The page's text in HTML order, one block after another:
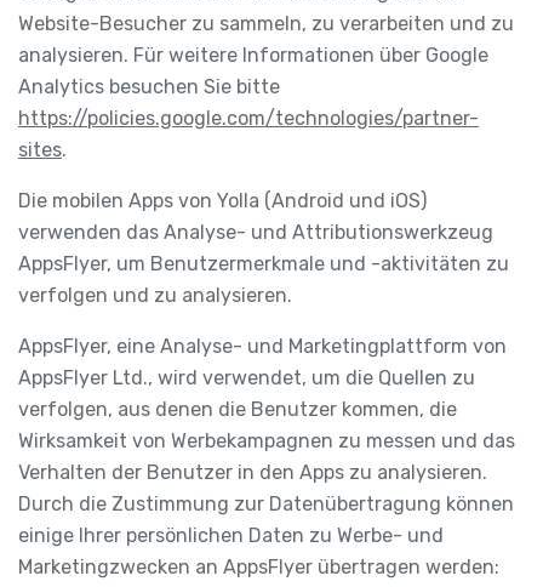
Website-Besucher zu sammeln, zu verarbeiten und zu
analysieren. Für weitere Informationen über Google
Analytics besuchen Sie bitte
https://policies.google.com/technologies/partner-
sites.
Die mobilen Apps von Yolla (Android und iOS)
verwenden das Analyse- und Attributionswerkzeug
AppsFlyer, um Benutzermerkmale und -aktivitäten zu
verfolgen und zu analysieren.
AppsFlyer, eine Analyse- und Marketingplattform von
AppsFlyer Ltd., wird verwendet, um die Quellen zu
verfolgen, aus denen die Benutzer kommen, die
Wirksamkeit von Werbekampagnen zu messen und das
Verhalten der Benutzer in den Apps zu analysieren.
Durch die Zustimmung zur Datenübertragung können
einige Ihrer persönlichen Daten zu Werbe- und
Marketingzwecken an AppsFlyer übertragen werden: